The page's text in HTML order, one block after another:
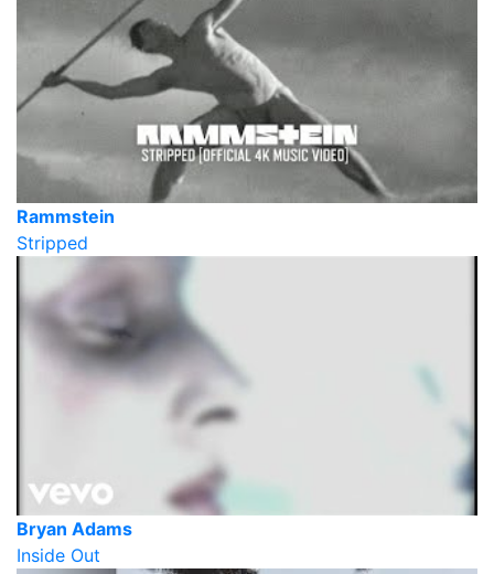
Rammstein
Stripped
Bryan Adams
Inside Out